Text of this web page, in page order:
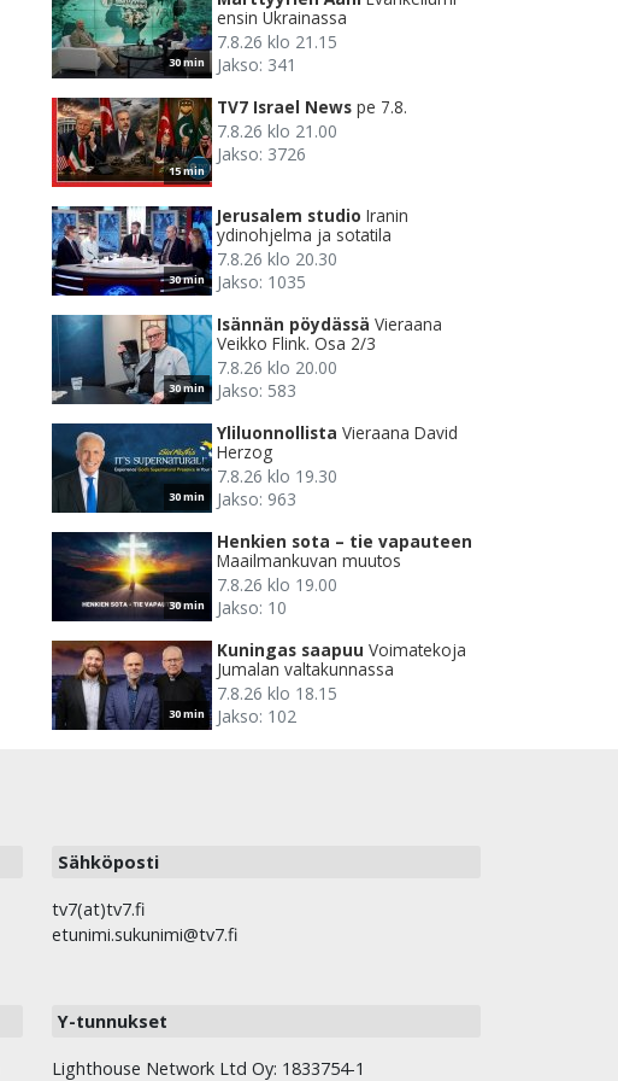
30 min
ensin Ukrainassa
7.8.26 klo 21.15
Jakso: 341
15 min
TV7 Israel News pe 7.8.
7.8.26 klo 21.00
Jakso: 3726
30 min
Jerusalem studio Iranin
ydinohjelma ja sotatila
7.8.26 klo 20.30
Jakso: 1035
30 min
Isännän pöydässä Vieraana
Veikko Flink. Osa 2/3
7.8.26 klo 20.00
Jakso: 583
30 min
Yliluonnollista Vieraana David
Herzog
7.8.26 klo 19.30
Jakso: 963
30 min
Henkien sota – tie vapauteen
Maailmankuvan muutos
7.8.26 klo 19.00
Jakso: 10
30 min
Kuningas saapuu Voimatekoja
Jumalan valtakunnassa
7.8.26 klo 18.15
Jakso: 102
Sähköposti
tv7(at)tv7.fi
etunimi.sukunimi@tv7.fi
Y-tunnukset
Lighthouse Network Ltd Oy: 1833754-1